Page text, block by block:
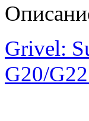
Grivel:
G20/